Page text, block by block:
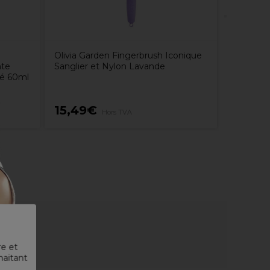
et
60ml
Olivia Garden Fingerbrush Iconique
Sanglier et Nylon Lavande
15,49€